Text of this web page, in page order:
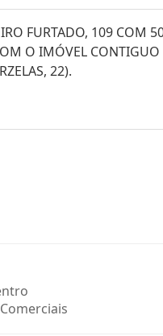
FURTADO, 109 COM
O IMÓVEL
22).